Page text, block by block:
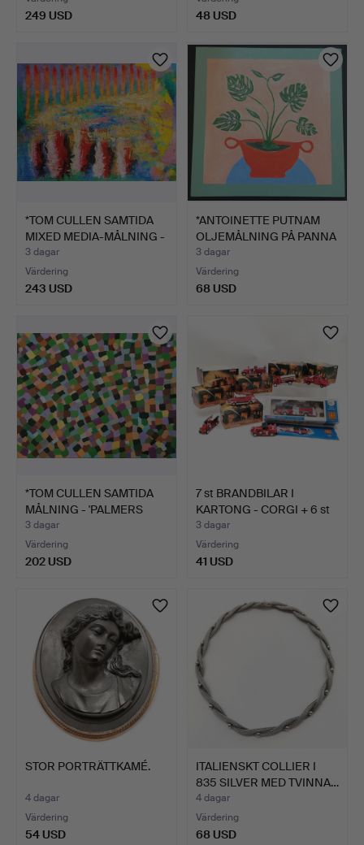
249 USD 48 USD
*TOM CULLEN SAMTIDA
MIXED MEDIA-MÅLNING -
…
3 dagar
Värdering
243 USD
*ANTOINETTE PUTNAM
OLJEMÅLNING PÅ PANNA
'T…
3 dagar
Värdering
68 USD
*TOM CULLEN SAMTIDA
MÅLNING - 'PALMERS
GRE…
3 dagar
Värdering
202 USD
7 st BRANDBILAR I
KARTONG - CORGI + 6 st
M…
3 dagar
Värdering
41 USD
STOR PORTRÄTTKAMÉ.
4 dagar
Värdering
54 USD
ITALIENSKT COLLIER I
835 SILVER MED TVINNA…
4 dagar
Värdering
68 USD